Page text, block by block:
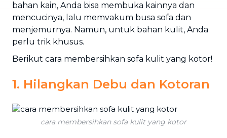
bahan kain, Anda bisa membuka kainnya dan
mencucinya, lalu memvakum busa sofa dan
menjemurnya. Namun, untuk bahan kulit, Anda
perlu trik khusus.
Berikut cara membersihkan sofa kulit yang kotor!
1. Hilangkan Debu dan Kotoran
cara membersihkan sofa kulit yang kotor